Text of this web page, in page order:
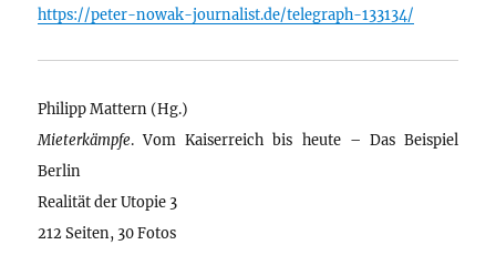
https://peter-nowak-journalist.de/telegraph-133134/
Philipp Mattern (Hg.)
Mieterkämpfe. Vom Kaiserreich bis heute – Das Beispiel
Berlin
Realität der Utopie 3
212 Seiten, 30 Fotos